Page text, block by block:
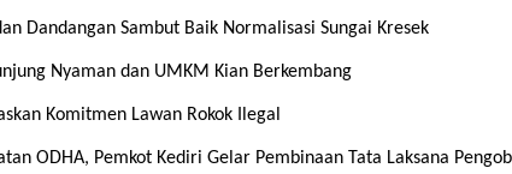
Dandangan Sambut Baik Normalisasi Sungai Kresek
Nyaman dan UMKM Kian Berkembang
Komitmen Lawan Rokok Ilegal
ODHA, Pemkot Kediri Gelar Pembinaan Tata Laksana